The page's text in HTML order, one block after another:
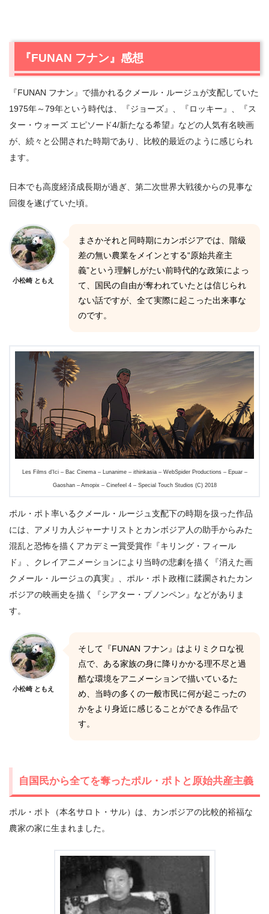
『FUNAN フナン』感想
『FUNAN フナン』で描かれるクメール・ルージュが支配していた
1975年～79年という時代は、『ジョーズ』、『ロッキー』、『ス
ター・ウォーズ エピソード4/新たなる希望』などの人気有名映画
が、続々と公開された時期であり、比較的最近のように感じられ
ます。
日本でも高度経済成長期が過ぎ、第二次世界大戦後からの見事な
回復を遂げていた頃。
小松崎 ともえ
まさかそれと同時期にカンボジアでは、階級
差の無い農業をメインとする“原始共産主
義”という理解しがたい前時代的な政策によっ
て、国民の自由が奪われていたとは信じられ
ない話ですが、全て実際に起こった出来事な
のです。
Les Films d’Ici – Bac Cinema – Lunanime – ithinkasia – WebSpider Productions – Epuar –
Gaoshan – Amopix – Cinefeel 4 – Special Touch Studios (C) 2018
ポル・ポト率いるクメール・ルージュ支配下の時期を扱った作品
には、アメリカ人ジャーナリストとカンボジア人の助手からみた
混乱と恐怖を描くアカデミー賞受賞作『キリング・フィール
ド』、クレイアニメーションにより当時の悲劇を描く『消えた画
クメール・ルージュの真実』、ポル・ポト政権に蹂躙されたカン
ボジアの映画史を描く『シアター・プノンペン』などがありま
す。
小松崎 ともえ
そして『FUNAN フナン』はよりミクロな視
点で、ある家族の身に降りかかる理不尽と過
酷な環境をアニメーションで描いているた
め、当時の多くの一般市民に何が起こったの
かをより身近に感じることができる作品で
す。
自国民から全てを奪ったポル・ポトと原始共産主義
ポル・ポト（本名サロト・サル）は、カンボジアの比較的裕福な
農家の家に生まれました。